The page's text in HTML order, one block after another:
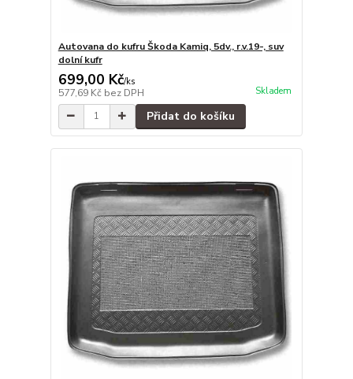
Autovana do kufru Škoda Kamiq, 5dv., r.v.19-, suv
dolní kufr
699,00 Kč/ks
577,69 Kč bez DPH Skladem
Přidat do košíku